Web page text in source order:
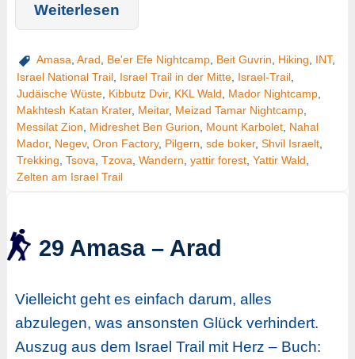
Weiterlesen
Amasa Arad Be'er Efe Nightcamp, Beit Guvrin Hiking INT,
Israel National Trail, Israel Trail in der Mitte, Israel-Trail,
Judäische Wüste, Kibbutz Dvir, KKL Wald Mador Nightcamp,
Makhtesh Katan Krater, Meitar, Meizad Tamar Nightcamp,
Messilat Zion
Midreshet Ben Gurion Mount Karbolet, Nahal
Mador, Negev, Oron Factory, Pilgern sde boker, Shvil Israelt,
Trekking Tsova Tzova Wandern yattir forest, Yattir Wald
Zelten am Israel Trail
29 Amasa – Arad
Vielleicht geht es einfach darum, alles
abzulegen, was ansonsten Glück verhindert.
Auszug aus dem Israel Trail mit Herz – Buch: